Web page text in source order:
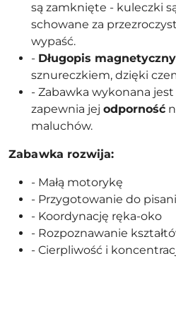
są zamknięte - kuleczki
schowane za
wypaść.
- Długopis magnetyczny
sznureczkiem, dzięki
- Zabawka wykonana
zapewnia jej odporność
maluchów.
Zabawka rozwija:
- Małą motorykę
- Przygotowanie do
- Koordynację ręka-oko
- Rozpoznawanie
- Cierpliwość i